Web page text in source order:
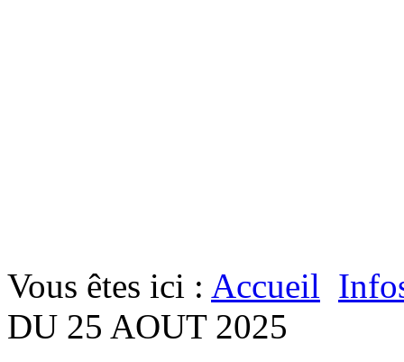
Vous êtes ici : Accueil
DU 25 AOUT 2025